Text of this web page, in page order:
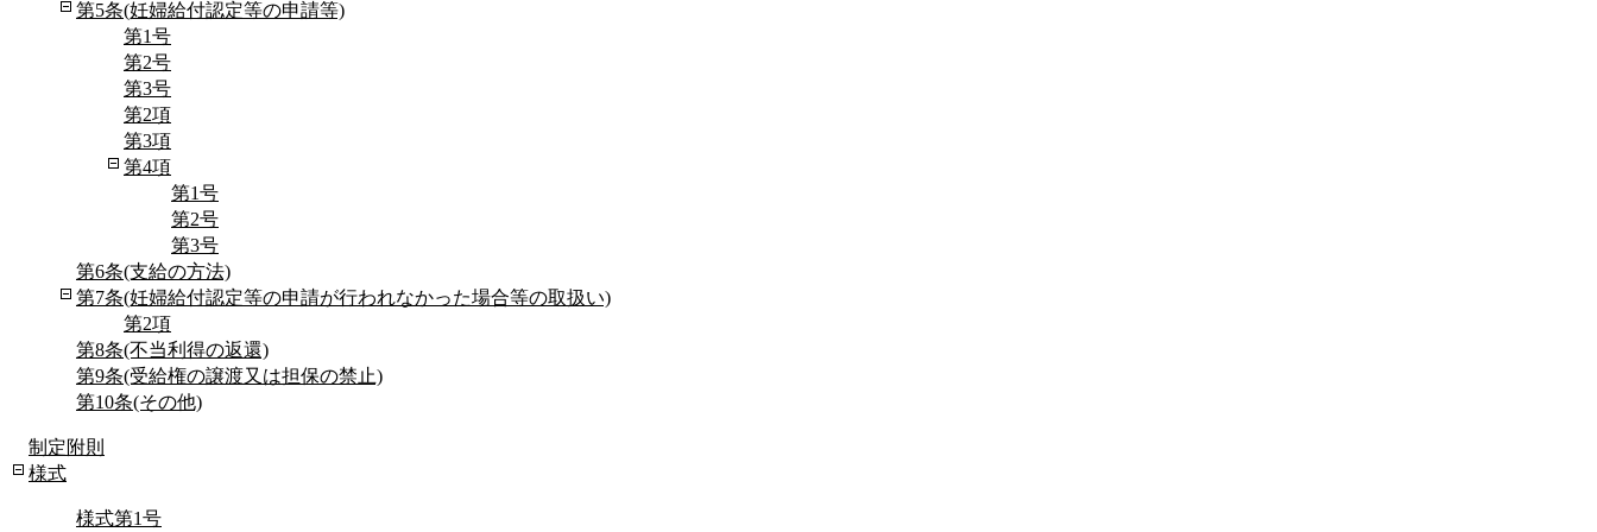
第5条(妊婦給付認定等の申請等)
第1号
第2号
第3号
第2項
第3項
第4項
第1号
第2号
第3号
第6条(支給の方法)
第7条(妊婦給付認定等の申請が行われなかった場合等の取扱い)
第2項
第8条(不当利得の返還)
第9条(受給権の譲渡又は担保の禁止)
第10条(その他)
制定附則
様式
様式第1号